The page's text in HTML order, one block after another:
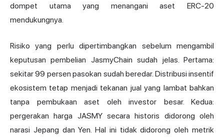
dompet utama yang menangani aset ERC-20
mendukungnya.
Risiko yang perlu dipertimbangkan sebelum mengambil
keputusan pembelian JasmyChain sudah jelas. Pertama:
sekitar 99 persen pasokan sudah beredar. Distribusi insentif
ekosistem tetap menjadi tekanan jual yang lambat bahkan
tanpa pembukaan aset oleh investor besar. Kedua:
pergerakan harga JASMY secara historis didorong oleh
narasi Jepang dan Yen. Hal ini tidak didorong oleh metrik